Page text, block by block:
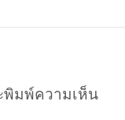
พิมพ์ความเห็น